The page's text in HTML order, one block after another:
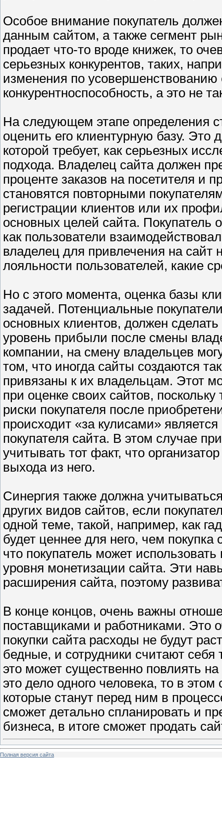
Особое внимание покупатель
данным сайтом, а также сегмент
продает что-то вроде книжек, то
серьезных конкурентов, таких,
изменения по усовершенствованию
конкурентноспособность, а это не
На следующем этапе определения
оценить его клиентурную базу. Это
которой требует, как серьезных
подхода. Владелец сайта должен
проценте заказов на посетителя и
становятся повторными
регистрации клиентов или их
основных целей сайта.
как пользователи
владелец для привлечения на
лояльности пользователей, какие
Но с этого момента, оценка базы
задачей. Потенциальные
основных клиентов, должен
уровень прибыли после смены
компании, на смену владельцев
том, что иногда сайты создаются
привязаны к их владельцам. Этот
при оценке своих сайтов,
риски покупателя после
происходит «за кулисами»
покупателя сайта. В этом случае
учитывать тот факт, что
выхода из него.
Синергия также должна
других видов сайтов, если
одной теме, такой, например, как
будет ценнее для него, чем
что покупатель может
уровня монетизации сайта. Эти
расширения сайта, поэтому
В конце концов, очень важны
поставщиками и работниками. Это
покупки сайта расходы не будут
бедные, и сотрудники считают
это может существенно повлиять
это дело одного человека, то в
которые станут перед ним в
сможет детально спланировать и
бизнеса, в итоге сможет продать
Полная версия сайта